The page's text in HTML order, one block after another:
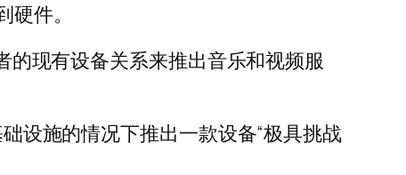
件。
的现有设备关系来推出音乐和视频服
设施的情况下推出一款设备“极具挑战